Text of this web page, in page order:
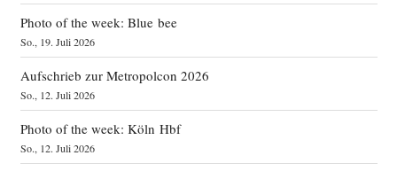
Photo of the week: Blue bee
So., 19. Juli 2026
Aufschrieb zur Metropolcon 2026
So., 12. Juli 2026
Photo of the week: Köln Hbf
So., 12. Juli 2026